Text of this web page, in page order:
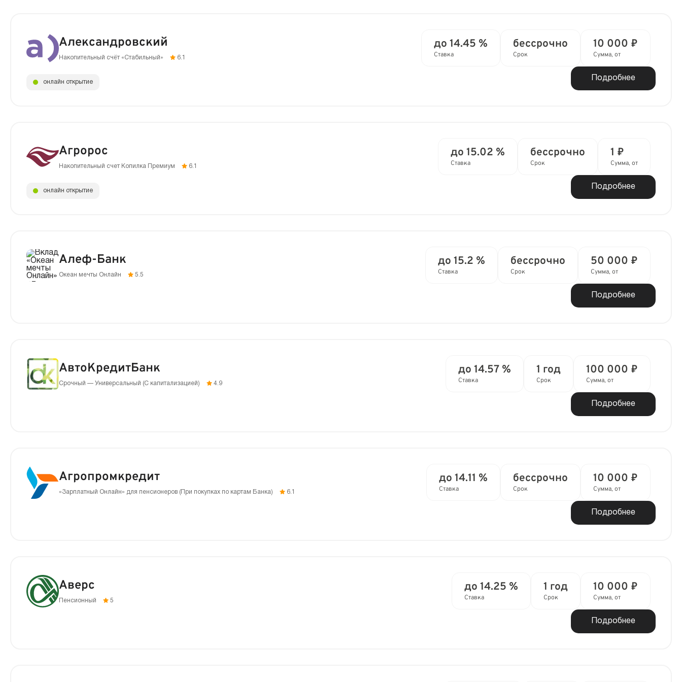
Александровский
Накопительный счёт «Стабильный» 6.1
до 14.45 %
Ставка
бессрочно
Срок
10 000 ₽
Сумма, от
Подробнее
онлайн открытие
Агророс
Накопительный счет Копилка Премиум 6.1
до 15.02 %
Ставка
бессрочно
Срок
1 ₽
Сумма, от
Подробнее
онлайн открытие
Алеф-Банк
Океан мечты Онлайн 5.5
до 15.2 %
Ставка
бессрочно
Срок
50 000 ₽
Сумма, от
Подробнее
АвтоКредитБанк
Срочный — Универсальный (С капитализацией) 4.9
до 14.57 %
Ставка
1 год
Срок
100 000 ₽
Сумма, от
Подробнее
Агропромкредит
«Зарплатный Онлайн» для пенсионеров (При покупках по картам Банка) 6.1
до 14.11 %
Ставка
бессрочно
Срок
10 000 ₽
Сумма, от
Подробнее
Аверс
Пенсионный 5
до 14.25 %
Ставка
1 год
Срок
10 000 ₽
Сумма, от
Подробнее